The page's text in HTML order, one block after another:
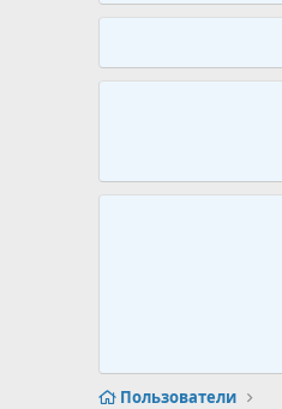
Пользователи